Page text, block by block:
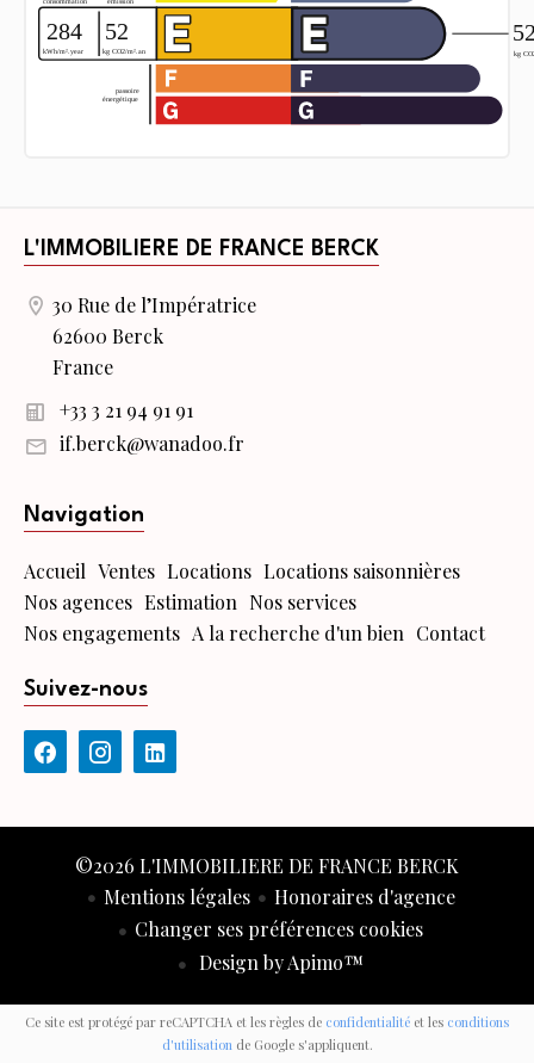
L'IMMOBILIERE DE FRANCE BERCK
30 Rue de l’Impératrice
62600 Berck
France
+33 3 21 94 91 91
if.berck@wanadoo.fr
Navigation
Accueil Ventes Locations Locations saisonnières
Nos agences Estimation Nos services
Nos engagements A la recherche d'un bien Contact
Suivez-nous
©2026 L'IMMOBILIERE DE FRANCE BERCK
Mentions légales
Honoraires d'agence
Changer ses préférences cookies
Design byApimo™
Ce site est protégé par reCAPTCHA et les règles de confidentialité et les conditions
d'utilisationde Google s'appliquent.